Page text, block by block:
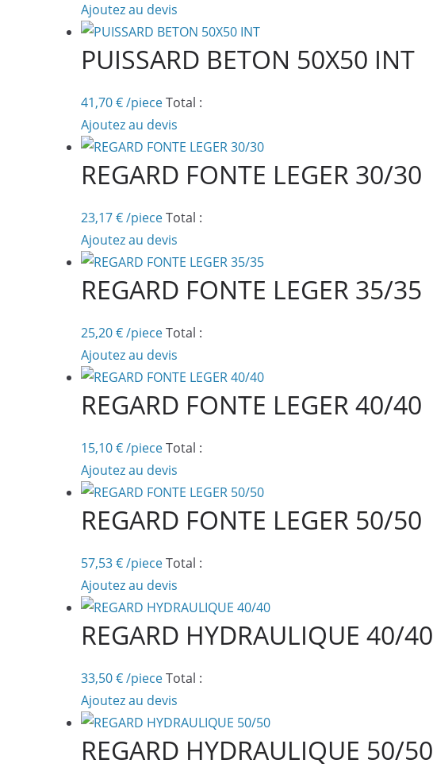
Ajoutez au devis
PUISSARD BETON 50X50 INT
41,70€/pieceTotal :
Ajoutez au devis
REGARD FONTE LEGER 30/30
23,17€/pieceTotal :
Ajoutez au devis
REGARD FONTE LEGER 35/35
25,20€/pieceTotal :
Ajoutez au devis
REGARD FONTE LEGER 40/40
15,10€/pieceTotal :
Ajoutez au devis
REGARD FONTE LEGER 50/50
57,53€/pieceTotal :
Ajoutez au devis
REGARD HYDRAULIQUE 40/40
33,50€/pieceTotal :
Ajoutez au devis
REGARD HYDRAULIQUE 50/50